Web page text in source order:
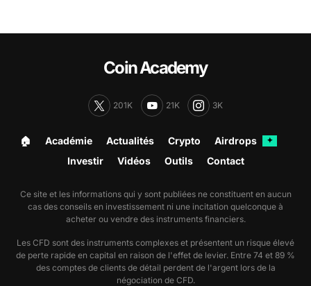
Coin Academy
201K 21K 3K
🏠︎ Académie Actualités Crypto Airdrops ✦
Investir Vidéos Outils Contact
Ce site et les informations qui y sont publiées ne constituent en aucun
cas des conseils en investissement ni une incitation quelconque à
acheter ou vendre des instruments financiers.
Les CFD sont des instruments complexes et présentent un risque élevé
de perte rapide en capital en raison de l'effet de levier. Entre 74 et 89 %
des comptes de clients de détail perdent de l'argent lors de la
négociation de CFD.